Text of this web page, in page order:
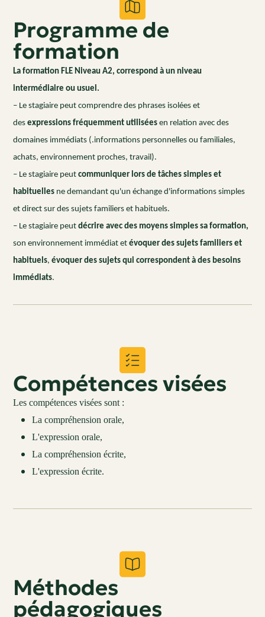
Programme de
formation
La formation FLE Niveau A2, correspond à un niveau
intermédiaire ou usuel.
– Le stagiaire peut comprendre des phrases isolées et
desexpressions fréquemment utiliséesen relation avec des
domaines immédiats (.informations personnelles ou familiales,
achats, environnement proches, travail).
– Le stagiaire peutcommuniquer lors de tâches simples et
habituelles ne demandant qu'un échange d'informations simples
et direct sur des sujets familiers et habituels.
– Le stagiaire peutdécrire avec des moyens simples sa formation,
son environnement immédiat etévoquer des sujets familiers et
habituels,évoquer des sujets qui correspondent à des besoins
immédiats.
Compétences visées
Les compétences visées sont :
La compréhension orale,
L'expression orale,
La compréhension écrite,
L'expression écrite.
Méthodes
pédagogiques